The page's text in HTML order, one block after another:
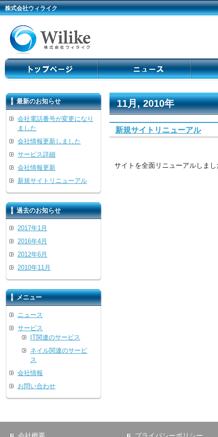
株式会社ウィライク
11月, 2010年
新規サイトリニューアル
サイトを全面リニューアルしまし
最新のお知らせ
会社電話番号が変更になり
ました
会社情報更新しました
サービス詳細
会社情報更新
新規サイトリニューアル
過去のお知らせ
2017年1月
2016年4月
2012年6月
2010年11月
メニュー
ニュース
サービス
IT関連のサービス
ネイル関連のサービ
ス
会社情報
お問い合わせ